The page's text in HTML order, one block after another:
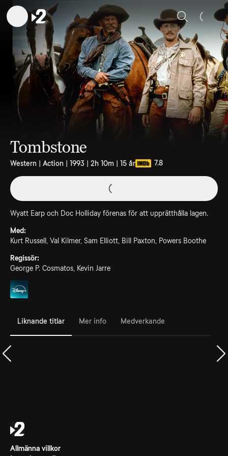
Sök
Tombstone
Western | Action | 1993 | 2h 10m | 15 år 7.8
Wyatt Earp och Doc Holliday förenas för att upprätthålla lagen.
Med:
Kurt Russell, Val Kilmer, Sam Elliott, Bill Paxton, Powers Boothe
Regissör:
George P. Cosmatos, Kevin Jarre
Liknande titlar Mer info Medverkande
Allmänna villkor